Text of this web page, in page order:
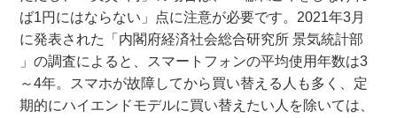
ば1円にはならない」点に注意が必要です。2021年3月
に発表された「内閣府経済社会総合研究所 景気統計部
」の調査によると、スマートフォンの平均使用年数は3
～4年。スマホが故障してから買い替える人も多く、定
期的にハイエンドモデルに買い替えたい人を除いては、